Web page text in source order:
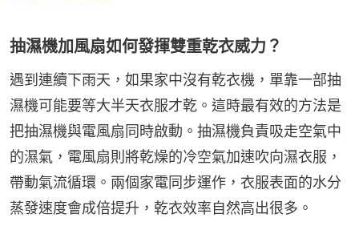
抽濕機加風扇如何發揮雙重乾衣威力？
遇到連續下雨天，如果家中沒有乾衣機，單靠一部抽
濕機可能要等大半天衣服才乾。這時最有效的方法是
把抽濕機與電風扇同時啟動。抽濕機負責吸走空氣中
的濕氣，電風扇則將乾燥的冷空氣加速吹向濕衣服，
帶動氣流循環。兩個家電同步運作，衣服表面的水分
蒸發速度會成倍提升，乾衣效率自然高出很多。